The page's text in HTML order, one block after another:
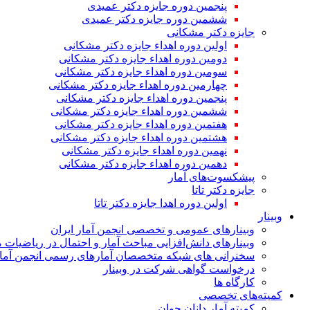
پنجمین دوره جایزه دکتر عمیدی
ششمین دوره جایزه دکتر عمیدی
جایزه دکتر مشکانی
اولین دوره اهداء جایزه دکتر مشکانی
دومین دوره اهداء جایزه دکتر مشکانی
سومین دوره اهداء جایزه دکتر مشکانی
چهارمین دوره اهداء جایزه دکتر مشکانی
پنجمین دوره اهداء جایزه دکتر مشکانی
ششمین دوره اهداء جایزه دکتر مشکانی
هفتمین دوره اهداء جایزه دکتر مشکانی
هشتمین دوره اهداء جایزه دکتر مشکانی
نهمین دوره اهداء جایزه دکتر مشکانی
دهمین دوره اهداء جایزه دکتر مشکانی
پیشکسوت‌های آمار
جایزه دکتر تاتا
اولین دوره اهدا جایزه دکتر تاتا
وبینار
وبینارهای عمومی و تخصصی انجمن آمار ایران
وبینارهای دانش‌افزایی مباحث آمار و احتمال در
سخنرانی های شبکه متخصصان آمارهای رسمی انجمن
درخواست گواهی شرکت در وبینار
کارگاه ها
کمیته‌های تخصصی